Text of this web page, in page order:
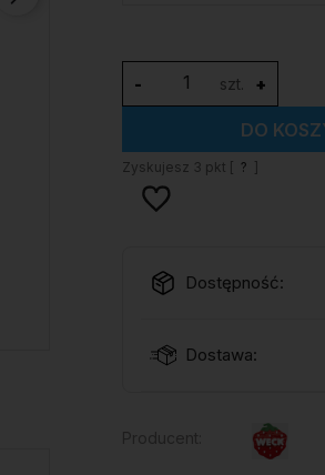
szt. +
-
DO
Zyskujesz 3 pkt [ ? ]
Dostępność:
Dostawa: